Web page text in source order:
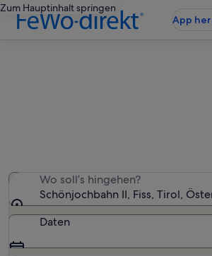
Zum Hauptinhalt springen
App
Wo soll’s hingehen?
Schönjochbahn II, Fiss, Tirol,
Daten